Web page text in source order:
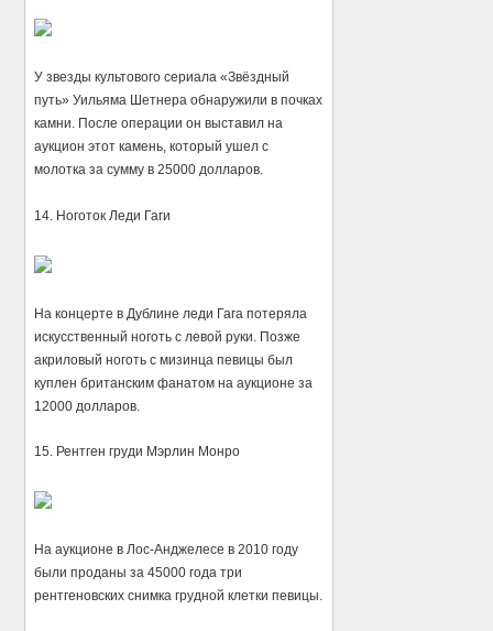
У звезды культового сериала «Звёздный
путь» Уильяма Шетнера обнаружили в почках
камни. После операции он выставил на
аукцион этот камень, который ушел с
молотка за сумму в 25000 долларов.
14. Ноготок Леди Гаги
На концерте в Дублине леди Гага потеряла
искусственный ноготь с левой руки. Позже
акриловый ноготь с мизинца певицы был
куплен британским фанатом на аукционе за
12000 долларов.
15. Рентген груди Мэрлин Монро
На аукционе в Лос-Анджелесе в 2010 году
были проданы за 45000 года три
рентгеновских снимка грудной клетки певицы.